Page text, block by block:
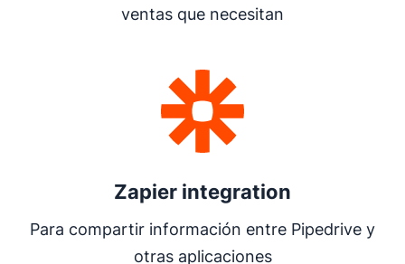
ventas que necesitan
Zapier integration
Para compartir información entre Pipedrive y
otras aplicaciones